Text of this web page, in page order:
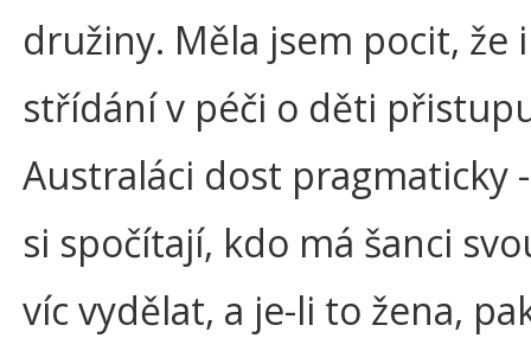
družiny. Měla jsem pocit, že
střídání v péči o děti
Australáci dost pragmaticky
si spočítají, kdo má šanci
víc vydělat, a je-li to žena,